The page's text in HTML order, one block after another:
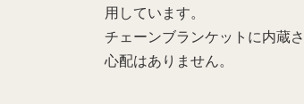
用しています。
チェーンブランケットに内蔵
心配はありません。